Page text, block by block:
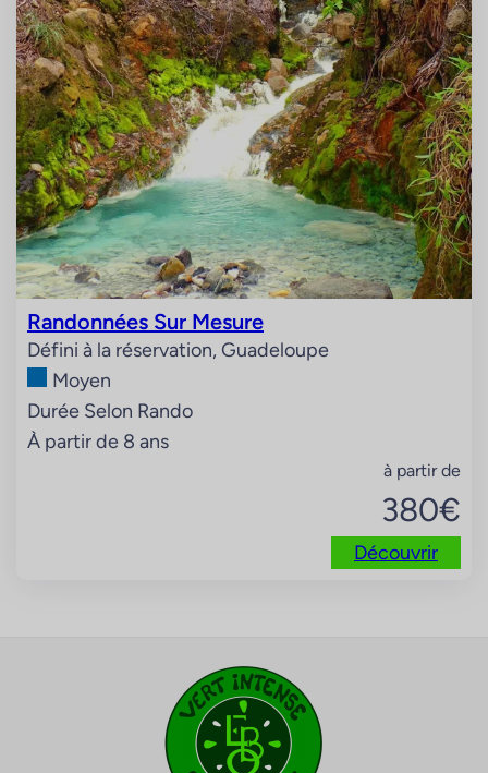
Randonnées Sur Mesure
Défini à la réservation, Guadeloupe
Moyen
Durée Selon Rando
À partir de 8 ans
à partir de
380€
Découvrir